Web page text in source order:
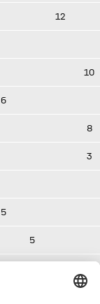
12
10
6
8
3
5
5